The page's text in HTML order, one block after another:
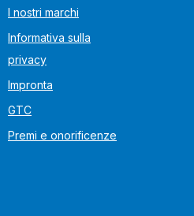
I nostri marchi
Informativa sulla
privacy
Impronta
GTC
Premi e onorificenze